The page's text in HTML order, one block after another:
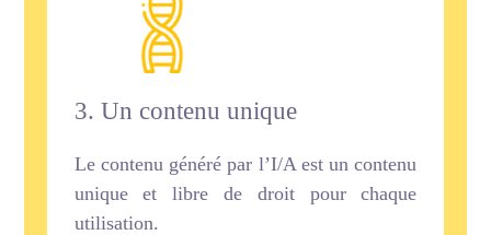
3. Un contenu unique
Le contenu généré par l’I/A est un contenu
unique et libre de droit pour chaque
utilisation.